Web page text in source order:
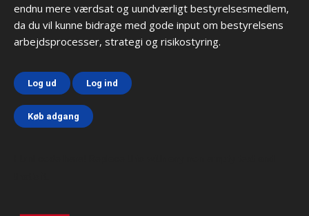
endnu mere værdsat og uundværligt bestyrelsesmedlem,
da du vil kunne bidrage med gode input om bestyrelsens
arbejdsprocesser, strategi og risikostyring.
Log ud Log ind
Køb adgang